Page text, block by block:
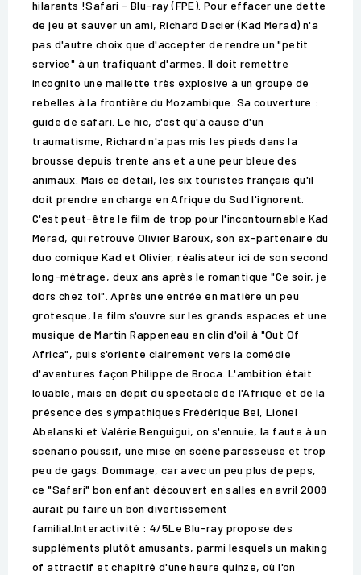
hilarants !Safari - Blu-ray (FPE). Pour effacer une dette
de jeu et sauver un ami, Richard Dacier (Kad Merad) n'a
pas d'autre choix que d'accepter de rendre un "petit
service" à un trafiquant d'armes. Il doit remettre
incognito une mallette très explosive à un groupe de
rebelles à la frontière du Mozambique. Sa couverture :
guide de safari. Le hic, c'est qu'à cause d'un
traumatisme, Richard n'a pas mis les pieds dans la
brousse depuis trente ans et a une peur bleue des
animaux. Mais ce détail, les six touristes français qu'il
doit prendre en charge en Afrique du Sud l'ignorent.
C'est peut-être le film de trop pour l'incontournable Kad
Merad, qui retrouve Olivier Baroux, son ex-partenaire du
duo comique Kad et Olivier, réalisateur ici de son second
long-métrage, deux ans après le romantique "Ce soir, je
dors chez toi". Après une entrée en matière un peu
grotesque, le film s'ouvre sur les grands espaces et une
musique de Martin Rappeneau en clin d'oil à "Out Of
Africa", puis s'oriente clairement vers la comédie
d'aventures façon Philippe de Broca. L'ambition était
louable, mais en dépit du spectacle de l'Afrique et de la
présence des sympathiques Frédérique Bel, Lionel
Abelanski et Valérie Benguigui, on s'ennuie, la faute à un
scénario poussif, une mise en scène paresseuse et trop
peu de gags. Dommage, car avec un peu plus de peps,
ce "Safari" bon enfant découvert en salles en avril 2009
aurait pu faire un bon divertissement
familial.Interactivité : 4/5Le Blu-ray propose des
suppléments plutôt amusants, parmi lesquels un making
of attractif et chapitré d'une heure quinze, où l'on